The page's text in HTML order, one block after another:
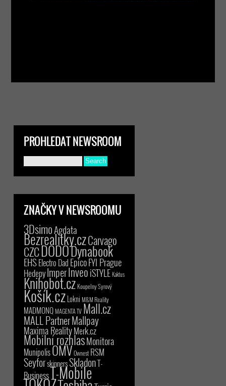
PROHLEDAT NEWSROOM
ZNAČKY V NEWSROOMU
3DsimoAgdata
Bezrealitky.czCarvago
CZCDODODynabook
EHSElectro Dad EpicoFYI Prague
HedepyImperInveoiSTYLE Kaktus
Knihobot.czKoupelny Syrový
Košík.czLokni M&M Reality
MADMONQMAGENTA TV Mall.cz
MALL PartnerMallpay
Maxima RealityMerk.cz
Mobilní rozhlasMonitora
MunipolisOMVOwnest RSM
SeyforskinnersSkladonT-
BusinessT-Mobile